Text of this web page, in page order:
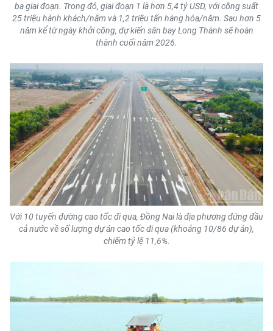
ba giai đoạn. Trong đó, giai đoạn 1 là hơn 5,4 tỷ USD, với công suất
25 triệu hành khách/năm và 1,2 triệu tấn hàng hóa/năm. Sau hơn 5
năm kể từ ngày khởi công, dự kiến sân bay Long Thành sẽ hoàn
thành cuối năm 2026.
Với 10 tuyến đường cao tốc đi qua, Đồng Nai là địa phương đứng đầu
cả nước về số lượng dự án cao tốc đi qua (khoảng 10/86 dự án),
chiếm tỷ lệ 11,6%.